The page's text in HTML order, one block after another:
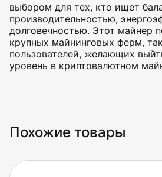
выбором для тех, кто ищет
производительностью,
долговечностью. Этот майнер
крупных майнинговых ферм,
пользователей, желающих
уровень в криптовалютном
Похожие товары